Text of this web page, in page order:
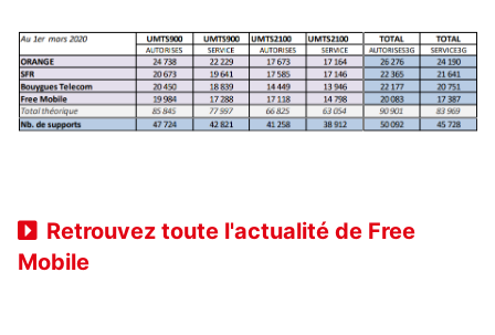
Retrouvez toute l'actualité de Free
Mobile